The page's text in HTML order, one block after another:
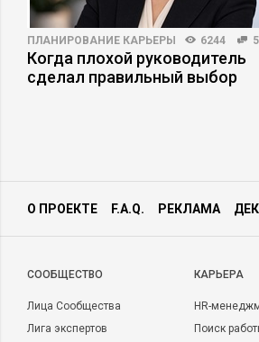
ПЛАНИРОВАНИЕ КАРЬЕРЫ 6244
Когда плохой руководитель
сделал правильный выбор
О ПРОЕКТЕ F.A.Q. РЕКЛАМА
CООБЩЕСТВО
Лица Сообщества
Лига экспертов
КАРЬЕРА
HR-
Поиск